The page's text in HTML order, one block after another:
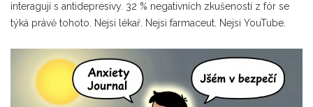
interagují s antidepresivy. 32 % negativních zkušeností z fór se
týká právě tohoto. Nejsi lékař. Nejsi farmaceut. Nejsi YouTube.